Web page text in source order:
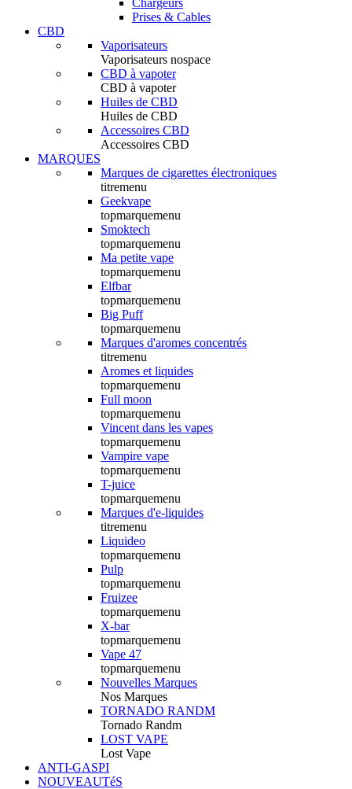
Chargeurs
Prises & Cables
CBD
Vaporisateurs
Vaporisateurs nospace
CBD à vapoter
CBD à vapoter
Huiles de CBD
Huiles de CBD
Accessoires CBD
Accessoires CBD
MARQUES
Marques de cigarettes électroniques
titremenu
Geekvape
topmarquemenu
Smoktech
topmarquemenu
Ma petite vape
topmarquemenu
Elfbar
topmarquemenu
Big Puff
topmarquemenu
Marques d'aromes concentrés
titremenu
Aromes et liquides
topmarquemenu
Full moon
topmarquemenu
Vincent dans les vapes
topmarquemenu
Vampire vape
topmarquemenu
T-juice
topmarquemenu
Marques d'e-liquides
titremenu
Liquideo
topmarquemenu
Pulp
topmarquemenu
Fruizee
topmarquemenu
X-bar
topmarquemenu
Vape 47
topmarquemenu
Nouvelles Marques
Nos Marques
TORNADO RANDM
Tornado Randm
LOST VAPE
Lost Vape
ANTI-GASPI
NOUVEAUTéS